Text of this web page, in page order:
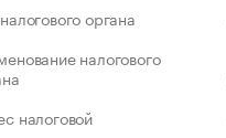
органа
налогового
налоговой